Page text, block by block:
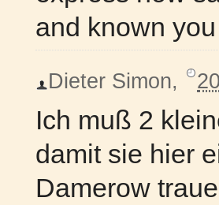
and known you
Dieter Simon,
Ich muß 2
damit sie hier
Damerow